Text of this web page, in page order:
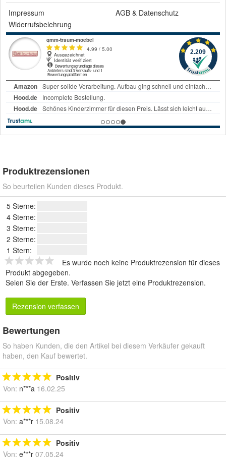
Impressum
AGB & Datenschutz
Widerrufsbelehrung
Produktrezensionen
So beurteilen Kunden dieses Produkt.
5 Sterne:
4 Sterne:
3 Sterne:
2 Sterne:
1 Stern:
Es wurde noch keine Produktrezension für dieses
Produkt abgegeben.
Seien Sie der Erste. Verfassen Sie jetzt eine Produktrezension.
Rezension verfassen
Bewertungen
So haben Kunden, die den Artikel bei diesem Verkäufer gekauft
haben, den Kauf bewertet.
Positiv
Von: n***a 16.02.25
Positiv
Von: a***r 15.08.24
Positiv
Von: e***r 07.05.24